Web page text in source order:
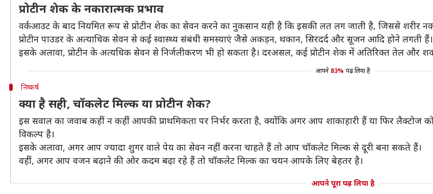
प्रोटीन शेक के नकारात्मक प्रभाव
वर्कआउट के बाद नियमित रूप से प्रोटीन शेक का सेवन करने का नुकसान यही है कि इसकी लत लग जाती है, जिससे शरीर
प्रोटीन पाउडर के अत्याधिक सेवन से कई स्वास्थ्य संबंधी समस्याएं जैसे अकड़न, थकान, सिरदर्द और सूजन आदि होने लगती हैं।
इसके अलावा, प्रोटीन के अत्यधिक सेवन से निर्जलीकरण भी हो सकता है। दरअसल, कई प्रोटीन शेक में अतिरिक्त तेल और
आपने 83% पढ़ लिया है
निष्कर्ष
क्या है सही, चॉकलेट मिल्क या प्रोटीन शेक?
इस सवाल का जवाब कहीं न कहीं आपकी प्राथमिकता पर निर्भर करता है, क्योंकि अगर आप शाकाहारी हैं या फिर लैक्टोज
विकल्प है।
इसके अलावा, अगर आप ज्यादा शुगर वाले पेय का सेवन नहीं करना चाहते हैं तो आप चॉकलेट मिल्क से दूरी बना सकते हैं।
वहीं, अगर आप वजन बढ़ाने की ओर कदम बढ़ा रहे हैं तो चॉकलेट मिल्क का चयन आपके लिए बेहतर है।
आपने पूरा पढ़ लिया है